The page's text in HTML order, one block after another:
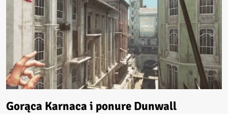
Gorąca Karnaca i ponure Dunwall